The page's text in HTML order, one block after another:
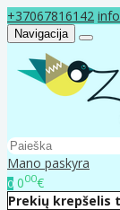
+37067816142
Navigacija
Mano paskyra
0 000€
Prekių krepšelis